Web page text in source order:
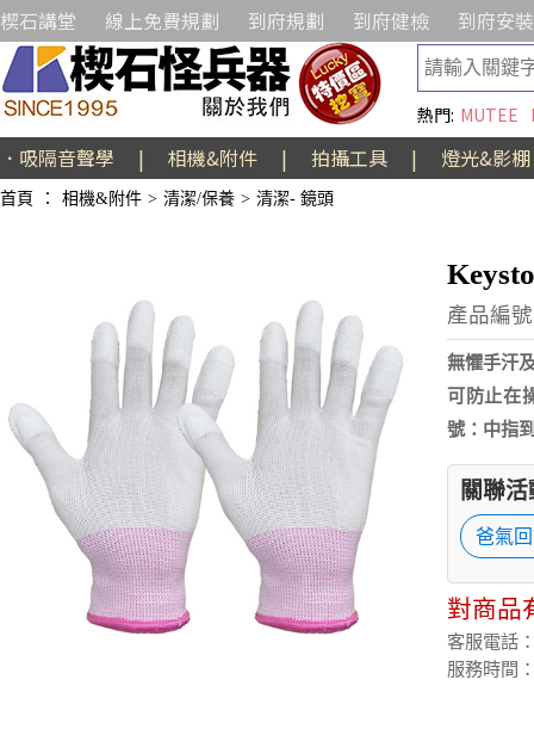
楔石講堂 線上免費規劃 到府規劃 到府健檢 到府安裝
熱門: MUTEE
．吸隔音聲學 | 相機&附件 | 拍攝工具 | 燈光&影棚
首頁 ： 相機&附件 > 清潔/保養 > 清潔- 鏡頭
產品編
無懼手汗
可防止在
號：中指
關聯
爸氣
對商品
客服電話
服務時間